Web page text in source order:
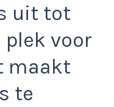
uit tot
plek voor
maakt
te